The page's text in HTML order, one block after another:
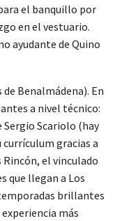
el banquillo por
en el vestuario.
ayudante de Quino
de Benalmádena). En
a nivel técnico:
Sergio Scariolo (hay
currículum gracias a
Rincón, el vinculado
que llegan a Los
brillantes
experiencia más